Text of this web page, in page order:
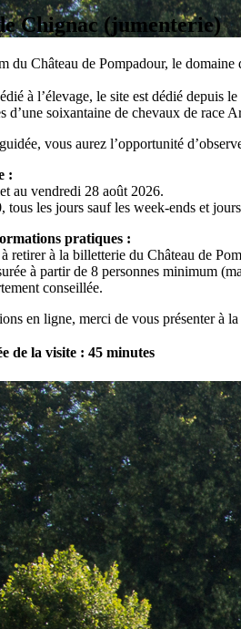
Chignac (jumenterie)
du Château de Pompadour, le
à l’élevage, le site est dédié depuis
d’une soixantaine de chevaux de race
vous aurez l’opportunité
:
au vendredi 28 août 2026.
tous les jours sauf les week-ends et
pratiques :
retirer à la billetterie du Château de
à partir de 8 personnes minimum
conseillée.
en ligne, merci de vous présenter à
de la visite : 45 minutes